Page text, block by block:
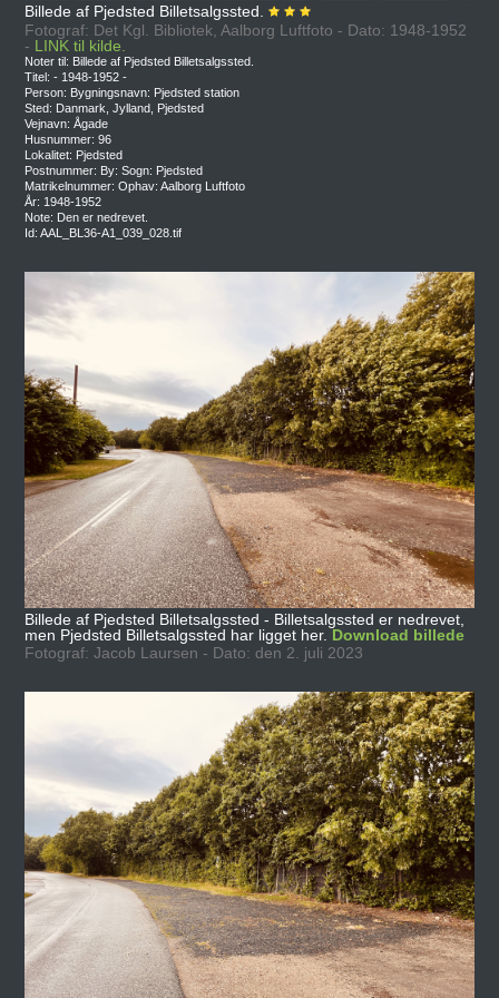
Billede af Pjedsted Billetsalgssted.
Fotograf: Det Kgl. Bibliotek, Aalborg Luftfoto - Dato: 1948-1952
- LINK til kilde.
Noter til: Billede af Pjedsted Billetsalgssted.
Titel: - 1948-1952 -
Person: Bygningsnavn: Pjedsted station
Sted: Danmark, Jylland, Pjedsted
Vejnavn: Ågade
Husnummer: 96
Lokalitet: Pjedsted
Postnummer: By: Sogn: Pjedsted
Matrikelnummer: Ophav: Aalborg Luftfoto
År: 1948-1952
Note: Den er nedrevet.
Id: AAL_BL36-A1_039_028.tif
Billede af Pjedsted Billetsalgssted - Billetsalgssted er nedrevet,
men Pjedsted Billetsalgssted har ligget her. Download billede
Fotograf: Jacob Laursen - Dato: den 2. juli 2023